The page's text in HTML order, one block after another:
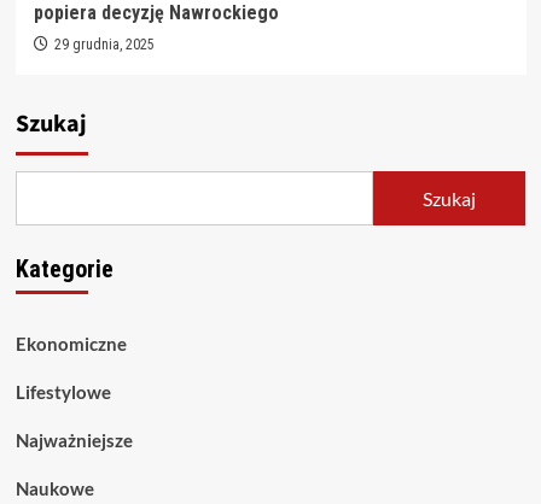
popiera decyzję Nawrockiego
29 grudnia, 2025
Szukaj
Szukaj
Kategorie
Ekonomiczne
Lifestylowe
Najważniejsze
Naukowe